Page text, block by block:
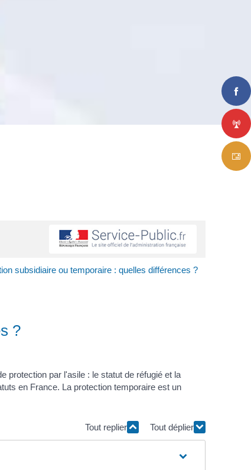
subsidiaire ou temporaire : quelles différences ?
?
protection par l'asile : le statut de réfugié et la
en France. La protection temporaire est un
Tout replier Tout déplier